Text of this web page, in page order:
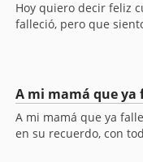
Hoy quiero decir feliz
falleció, pero que
A mi mamá que ya
A mi mamá que ya
en su recuerdo, con